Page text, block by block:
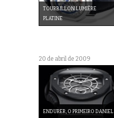
TOURBILLON LUMIÈRE
PLATINE
20 de abril de 2009
ENDURER, O PRIMEIRO DANIEL